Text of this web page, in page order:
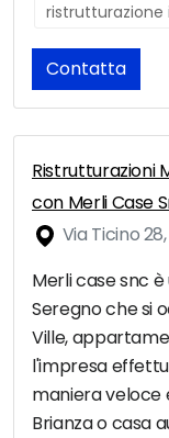
ristrutturazione
Contatta
Ristrutturazioni
con Merli Case
Via Ticino
Merli case snc
Seregno che si
Ville,
l'impresa
maniera veloce
Brianza o casa